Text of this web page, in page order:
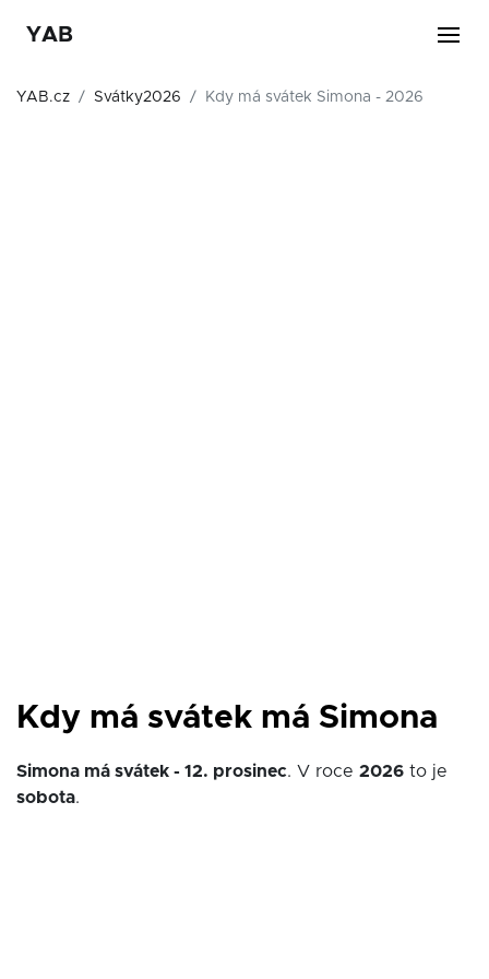
YAB
YAB.cz Svátky2026 Kdy má svátek Simona - 2026
Kdy má svátek má Simona
Simona má svátek - 12. prosinec. V roce 2026 to je
sobota.